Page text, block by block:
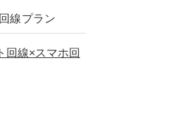
線プラン
回線×スマホ回